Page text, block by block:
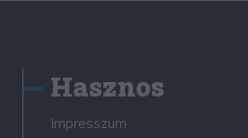
Hasznos
Impresszum